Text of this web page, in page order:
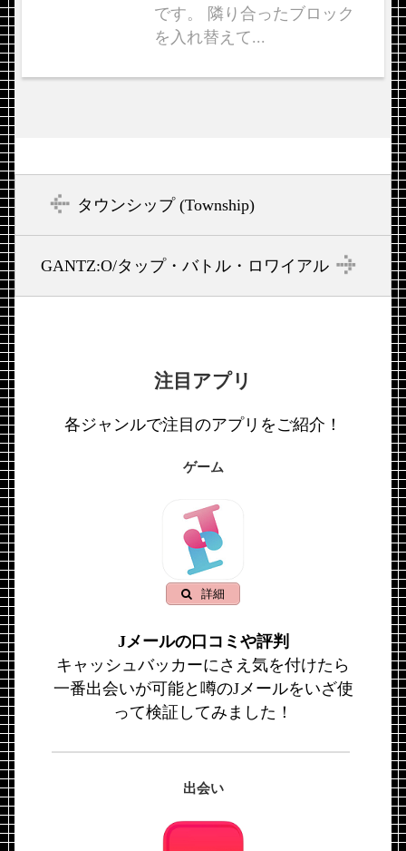
です。 隣り合ったブロック
を入れ替えて...
タウンシップ (Township)
GANTZ:O/タップ・バトル・ロワイアル
注目アプリ
各ジャンルで注目のアプリをご紹介！
ゲーム
詳細
Jメールの口コミや評判
キャッシュバッカーにさえ気を付けたら
一番出会いが可能と噂のJメールをいざ使
って検証してみました！
出会い